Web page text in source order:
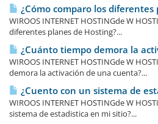
¿Cómo comparo los diferentes
WIROOS INTERNET HOSTINGde W
diferentes planes de Hosting?...
¿Cuánto tiempo demora la
WIROOS INTERNET HOSTINGde W
demora la activación de una cuenta?...
¿Cuento con un sistema de
WIROOS INTERNET HOSTINGde W
sistema de estadistica en mi sitio?...